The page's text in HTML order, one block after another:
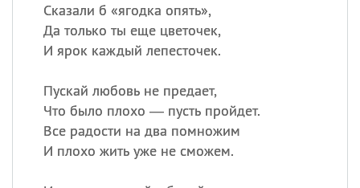
Сказали б «ягодка опять»,
Да только ты еще цветочек,
И ярок каждый лепесточек.
Пускай любовь не предает,
Что было плохо — пусть пройдет.
Все радости на два помножим
И плохо жить уже не сможем.